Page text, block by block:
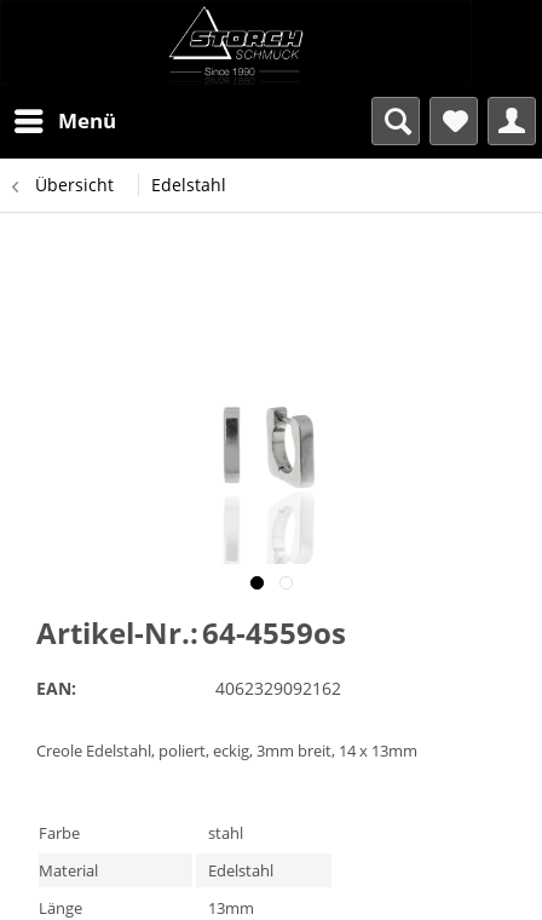
Menü
Übersicht Edelstahl
Artikel-Nr.:64-4559os
EAN: 4062329092162
Creole Edelstahl, poliert, eckig, 3mm breit, 14 x 13mm
Farbe
stahl
Material
Edelstahl
Länge
13mm